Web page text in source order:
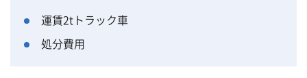
運賃2tトラック車
処分費用